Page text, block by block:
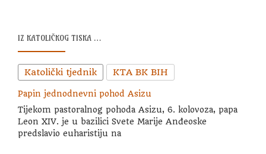
IZ KATOLIČKOG TISKA …
Katolički tjednik KTA BK BIH
Papin jednodnevni pohod Asizu
Tijekom pastoralnog pohoda Asizu, 6. kolovoza, papa
Leon XIV. je u bazilici Svete Marije Anđeoske
predslavio euharistiju na